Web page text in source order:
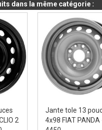
dans la même catégorie :
2
Jante tole 13
4x98 FIAT PANDA